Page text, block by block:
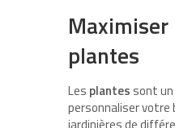
Maximiser
plantes
Les plantes sont
personnaliser votre
jardinières de